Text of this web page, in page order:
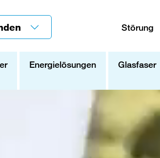
Störung
Energielösungen Glasfaser